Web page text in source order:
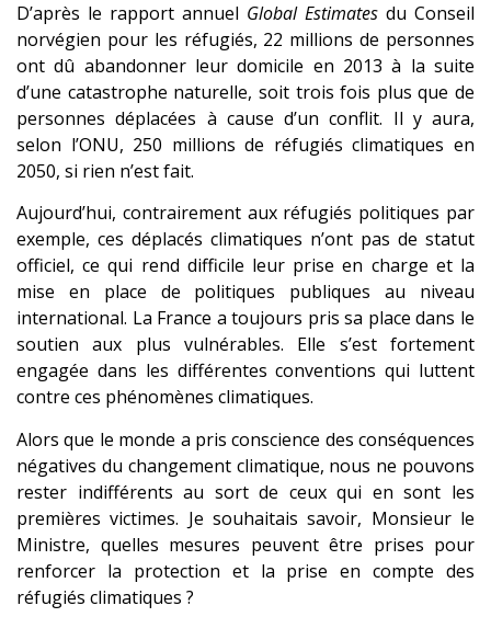
D’après le rapport annuel Global Estimates du Conseil
norvégien pour les réfugiés, 22 millions de personnes
ont dû abandonner leur domicile en 2013 à la suite
d’une catastrophe naturelle, soit trois fois plus que de
personnes déplacées à cause d’un conflit. Il y aura,
selon l’ONU, 250 millions de réfugiés climatiques en
2050, si rien n’est fait.
Aujourd’hui, contrairement aux réfugiés politiques par
exemple, ces déplacés climatiques n’ont pas de statut
officiel, ce qui rend difficile leur prise en charge et la
mise en place de politiques publiques au niveau
international. La France a toujours pris sa place dans le
soutien aux plus vulnérables. Elle s’est fortement
engagée dans les différentes conventions qui luttent
contre ces phénomènes climatiques.
Alors que le monde a pris conscience des conséquences
négatives du changement climatique, nous ne pouvons
rester indifférents au sort de ceux qui en sont les
premières victimes. Je souhaitais savoir, Monsieur le
Ministre, quelles mesures peuvent être prises pour
renforcer la protection et la prise en compte des
réfugiés climatiques ?